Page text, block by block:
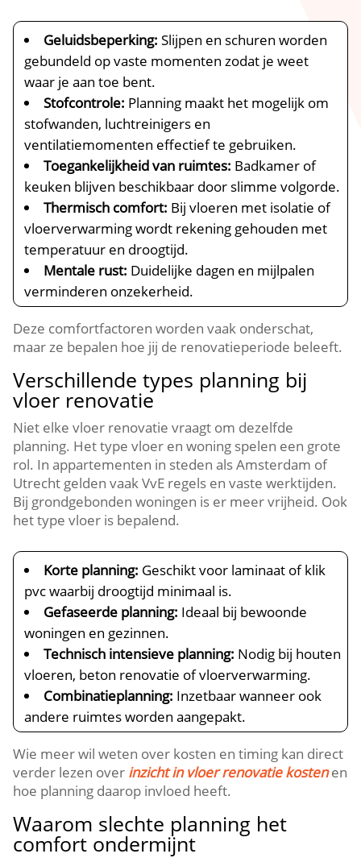
Geluidsbeperking: Slijpen en schuren worden
gebundeld op vaste momenten zodat je weet
waar je aan toe bent.​
Stofcontrole: Planning maakt het mogelijk om
stofwanden, luchtreinigers en
ventilatiemomenten effectief te gebruiken.​
Toegankelijkheid van ruimtes: Badkamer of
keuken blijven beschikbaar door slimme volgorde.​
Thermisch comfort: Bij vloeren met isolatie of
vloerverwarming wordt rekening gehouden met
temperatuur en droogtijd.​
Mentale rust: Duidelijke dagen en mijlpalen
verminderen onzekerheid.​
Deze comfortfactoren worden vaak onderschat,
maar ze bepalen hoe jij de renovatieperiode beleeft.​
Verschillende types planning bij
vloer renovatie
Niet elke vloer renovatie vraagt om dezelfde
planning.​ Het type vloer en woning spelen een grote
rol.​ In appartementen in steden als Amsterdam of
Utrecht gelden vaak VvE regels en vaste werktijden.​
Bij grondgebonden woningen is er meer vrijheid.​ Ook
het type vloer is bepalend.​
Korte planning: Geschikt voor laminaat of klik
pvc waarbij droogtijd minimaal is.​
Gefaseerde planning: Ideaal bij bewoonde
woningen en gezinnen.​
Technisch intensieve planning: Nodig bij houten
vloeren, beton renovatie of vloerverwarming.​
Combinatieplanning: Inzetbaar wanneer ook
andere ruimtes worden aangepakt.​
Wie meer wil weten over kosten en timing kan direct
verder lezen over inzicht in vloer renovatie kostenen
hoe planning daarop invloed heeft.​
Waarom slechte planning het
comfort ondermijnt